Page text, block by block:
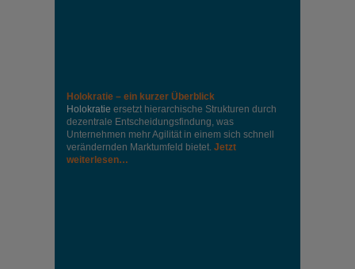
Holokratie – ein kurzer Überblick
Holokratie ersetzt hierarchische Strukturen durch
dezentrale Entscheidungsfindung, was
Unternehmen mehr Agilität in einem sich schnell
verändernden Marktumfeld bietet. Jetzt
weiterlesen…